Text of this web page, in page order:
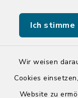
Ich stimme
Wir weisen
Cookies
Website zu
Tourist-